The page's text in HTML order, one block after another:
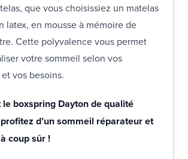
que vous choisissiez un matelas
latex, en mousse à mémoire de
Cette polyvalence vous permet
votre sommeil selon vos
vos besoins.
le boxspring Dayton de qualité
d’un sommeil réparateur et
coup sûr !